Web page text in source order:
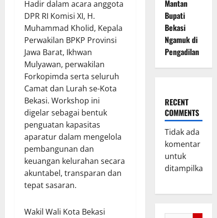
Hadir dalam acara anggota
DPR RI Komisi XI, H.
Muhammad Kholid, Kepala
Perwakilan BPKP Provinsi
Jawa Barat, Ikhwan
Mulyawan, perwakilan
Forkopimda serta seluruh
Camat dan Lurah se-Kota
Bekasi. Workshop ini
digelar sebagai bentuk
penguatan kapasitas
aparatur dalam mengelola
pembangunan dan
keuangan kelurahan secara
akuntabel, transparan dan
tepat sasaran.
Wakil Wali Kota Bekasi
Mantan
Bupati
Bekasi
Ngamuk di
Pengadilan
RECENT
COMMENTS
Tidak ada
komentar
untuk
ditampilkan.